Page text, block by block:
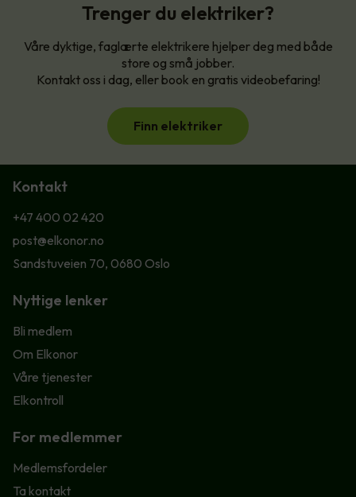
Trenger du elektriker?
Våre dyktige, faglærte elektrikere hjelper deg med både
store og små jobber.
Kontakt oss i dag, eller book en gratis videobefaring!
Finn elektriker
Kontakt
+47 400 02 420
post@elkonor.no
Sandstuveien 70, 0680 Oslo
Nyttige lenker
Bli medlem
Om Elkonor
Våre tjenester
Elkontroll
For medlemmer
Medlemsfordeler
Ta kontakt